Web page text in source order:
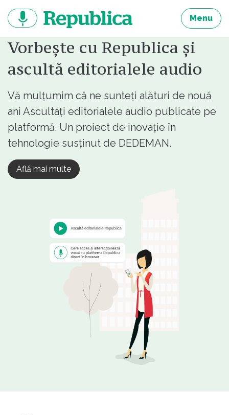
continut
Menu
Vorbește cu Republica și
ascultă editorialele audio
Vă mulțumim că ne sunteți alături de nouă
ani Ascultați editorialele audio publicate pe
platformă. Un proiect de inovație în
tehnologie susținut de DEDEMAN.
Află mai multe